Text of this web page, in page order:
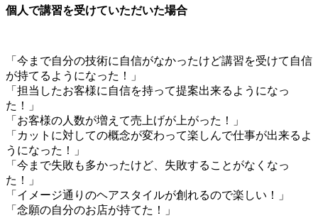
個人で講習を受けていただいた場合
「今まで自分の技術に自信がなかったけど講習を受けて自信
が持てるようになった！」
「担当したお客様に自信を持って提案出来るようになっ
た！」
「お客様の人数が増えて売上げが上がった！」
「カットに対しての概念が変わって楽しんで仕事が出来るよ
うになった！」
「今まで失敗も多かったけど、失敗することがなくなっ
た！」
「イメージ通りのヘアスタイルが創れるので楽しい！」
「念願の自分のお店が持てた！」